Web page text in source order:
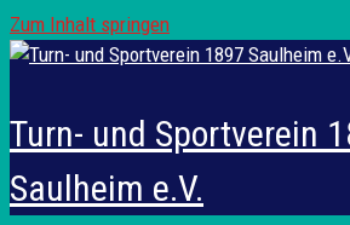
Zum Inhalt springen
Turn- und Sportverein
Saulheim e.V.